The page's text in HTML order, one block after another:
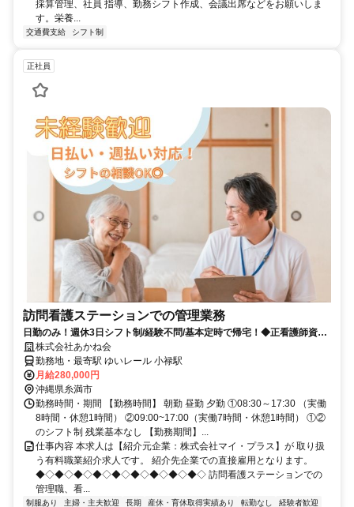
採算管理、社員 指導、勤務シフト作成、会議出席などをお願いしま
す。栄養...
交通費支給 シフト制
正社員
訪問看護ステーションでの管理業務
日勤のみ！週休3日シフト制/経験不問/基本定時で帰宅！◆正看護師資格
をお持ちの方◆糸満市
株式会社あかね会
勤務地・最寄駅 ゆいレール 小禄駅
月給280,000円
沖縄県糸満市
勤務時間・期間 【勤務時間】 朝勤 昼勤 夕勤 ①08:30～17:30 （実働
8時間・休憩1時間） ②09:00~17:00（実働7時間・休憩1時間） ①②
のシフト制 残業基本なし 【勤務期間】...
仕事内容 本求人は【紹介元企業：株式会社マイ・プラス】が 取り扱
う有料職業紹介求人です。 紹介先企業での直接雇用となります。
◆◇◆◇◆◇◆◇◆◇◆◇◆◇◆◇◆◇ 訪問看護ステーションでの
管理職、看...
制服あり 主婦・主夫歓迎 長期 産休・育休取得実績あり 転勤なし
経験者歓迎